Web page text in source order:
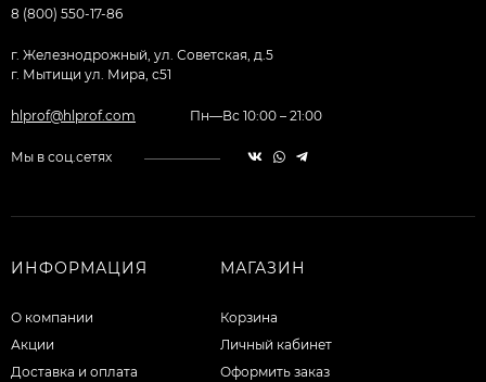
8 (800) 550-17-86
г. Железнодрожный, ул. Советская, д.5
г. Мытищи ул. Мира, с51
hlprof@hlprof.com Пн—Вс 10:00 – 21:00
Мы в соц.сетях
ИНФОРМАЦИЯ
О компании
Акции
Доставка и оплата
МАГАЗИН
Корзина
Личный кабинет
Оформить заказ